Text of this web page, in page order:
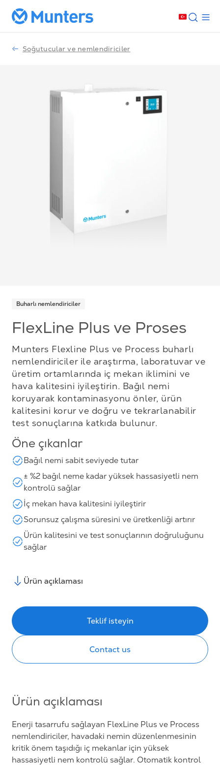
Soğutucular ve nemlendiriciler
Buharlı nemlendiriciler
FlexLine Plus ve Proses
Munters Flexline Plus ve Process buharlı
nemlendiriciler ile araştırma, laboratuvar ve
üretim ortamlarında iç mekan iklimini ve
hava kalitesini iyileştirin. Bağıl nemi
koruyarak kontaminasyonu önler, ürün
kalitesini korur ve doğru ve tekrarlanabilir
test sonuçlarına katkıda bulunur.
Öne çıkanlar
Bağıl nemi sabit seviyede tutar
± %2 bağıl neme kadar yüksek hassasiyetli nem
kontrolü sağlar
İç mekan hava kalitesini iyileştirir
Sorunsuz çalışma süresini ve üretkenliği artırır
Ürün kalitesini ve test sonuçlarının doğruluğunu
sağlar
Ürün açıklaması
Teklif isteyin
Contact us
Ürün açıklaması
Enerji tasarrufu sağlayan FlexLine Plus ve Process
nemlendiriciler, havadaki nemin düzenlenmesinin
kritik önem taşıdığı iç mekanlar için yüksek
hassasiyetli nem kontrolü sağlar. Otomatik kontrol